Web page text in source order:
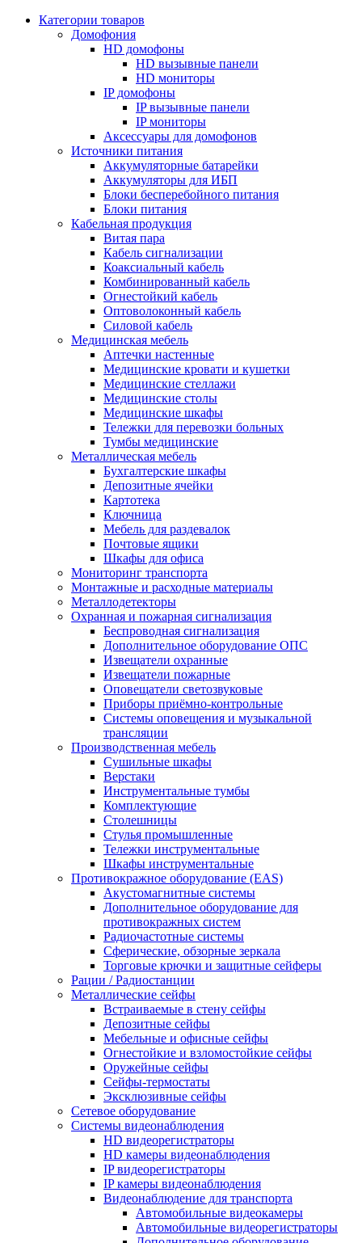
Категории товаров
Домофония
HD домофоны
HD вызывные панели
HD мониторы
IP домофоны
IP вызывные панели
IP мониторы
Аксессуары для домофонов
Источники питания
Аккумуляторные батарейки
Аккумуляторы для ИБП
Блоки бесперебойного питания
Блоки питания
Кабельная продукция
Витая пара
Кабель сигнализации
Коаксиальный кабель
Комбинированный кабель
Огнестойкий кабель
Оптоволоконный кабель
Силовой кабель
Медицинская мебель
Аптечки настенные
Медицинские кровати и кушетки
Медицинские стеллажи
Медицинские столы
Медицинские шкафы
Тележки для перевозки больных
Тумбы медицинские
Металлическая мебель
Бухгалтерские шкафы
Депозитные ячейки
Картотека
Ключница
Мебель для раздевалок
Почтовые ящики
Шкафы для офиса
Мониторинг транспорта
Монтажные и расходные материалы
Металлодетекторы
Охранная и пожарная сигнализация
Беспроводная сигнализация
Дополнительное оборудование ОПС
Извещатели охранные
Извещатели пожарные
Оповещатели светозвуковые
Приборы приёмно-контрольные
Системы оповещения и музыкальной
трансляции
Производственная мебель
Cушильные шкафы
Верстаки
Инструментальные тумбы
Комплектующие
Столешницы
Стулья промышленные
Тележки инструментальные
Шкафы инструментальные
Противокражное оборудование (EAS)
Акустомагнитные системы
Дополнительное оборудование для
противокражных систем
Радиочастотные системы
Сферические, обзорные зеркала
Торговые крючки и защитные сейферы
Рации / Радиостанции
Металлические сейфы
Встраиваемые в стену сейфы
Депозитные сейфы
Мебельные и офисные сейфы
Огнестойкие и взломостойкие сейфы
Оружейные сейфы
Сейфы-термостаты
Эксклюзивные сейфы
Сетевое оборудование
Системы видеонаблюдения
HD видеорегистраторы
HD камеры видеонаблюдения
IP видеорегистраторы
IP камеры видеонаблюдения
Видеонаблюдение для транспорта
Автомобильные видеокамеры
Автомобильные видеорегистраторы